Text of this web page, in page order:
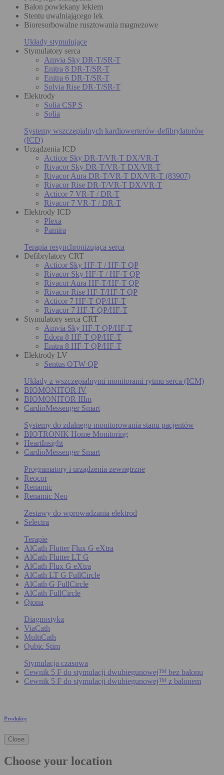
Balon powlekany lekiem
Stentu uwalniającego lek
Bioresorbowalne rusztowania magnezowe
Układy stymulujące
Stymulatory serca
Amvia Sky DR-T/SR-T
Enitra 8 DR-T/SR-T
Enitra 6 DR-T/SR-T
Solvia Rise DR-T/SR-T
Elektrody
Solia CSP S
Solia
Systemy wszczepialnych kardiowerterów-defibrylatorów
(ICD)
Urządzenia ICD
Acticor Sky DR-T/VR-T DX/VR-T
Rivacor Sky DR-T/VR-T DX/VR-T
Rivacor Aura DR-T/VR-T DX/VR-T (83907)
Rivacor Rise DR-T/VR-T DX/VR-T
Acticor 7 VR-T / DR-T
Rivacor 7 VR-T / DR-T
Elektrody ICD
Plexa
Pamira
Terapia resynchronizująca serca
Defibrylatory CRT
Acticor Sky HF-T / HF-T QP
Rivacor Sky HF-T / HF-T QP
Rivacor Aura HF-T/HF-T QP
Rivacor Rise HF-T/HF-T QP
Acticor 7 HF-T QP/HF-T
Rivacor 7 HF-T QP/HF-T
Stymulatory serca CRT
Amvia Sky HF-T QP/HF-T
Edora 8 HF-T QP/HF-T
Enitra 8 HF-T QP/HF-T
Elektrody LV
Sentus OTW QP
Układy z wszczepialnymi monitorami rytmu serca (ICM)
BIOMONITOR IV
BIOMONITOR IIIm
CardioMessenger Smart
Systemy do zdalnego monitorowania stanu pacjentów
BIOTRONIK Home Monitoring
HeartInsight
CardioMessenger Smart
Programatory i urządzenia zewnętrzne
Reocor
Renamic
Renamic Neo
Zestawy do wprowadzania elektrod
Selectra
Terapie
AlCath Flutter Flux G eXtra
AlCath Flutter LT G
AlCath Flux G eXtra
AlCath LT G FullCircle
AlCath G FullCircle
AlCath FullCircle
Qiona
Diagnostyka
ViaCath
MultiCath
Qubic Stim
Stymulacja czasowa
Cewnik 5 F do stymulacji dwubiegunowej™ bez balonu
Cewnik 5 F do stymulacji dwubiegunowej™ z balonem
Produkty
Close
Choose your location